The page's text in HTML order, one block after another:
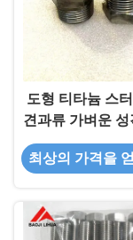
도형 티타늄 스
견과류 가벼운 성
CNC 고정장
0.13mm
최상의 가격을